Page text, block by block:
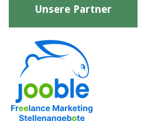
Unsere Partner